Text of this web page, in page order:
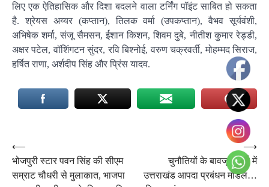
लिए एक ऐतिहासिक और दिशा बदलने वाला टर्निंग पॉइंट साबित हो सकता
है. श्रेयस अय्यर (कप्तान), तिलक वर्मा (उपकप्तान), वैभव सूर्यवंशी,
अभिषेक शर्मा, संजू सैमसन, ईशान किशन, शिवम दुबे, नीतीश कुमार रेड्डी,
अक्षर पटेल, वॉशिंगटन सुंदर, रवि बिश्नोई, वरुण चक्रवर्ती, मोहम्मद सिराज,
हर्षित राणा, अर्शदीप सिंह और प्रिंस यादव.
Post
navigation
⟵
भोजपुरी स्टार पवन सिंह की सीएम
सम्राट चौधरी से मुलाकात, भाजपा
चुनौतियों के बावजूद चर्चा में
उत्तराखंड आपदा प्रबंधन मॉडल…
⟶